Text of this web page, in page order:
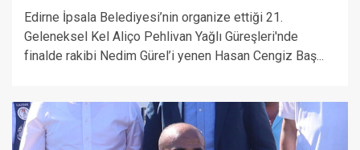
Edirne İpsala Belediyesi’nin organize ettiği 21.
Geleneksel Kel Aliço Pehlivan Yağlı Güreşleri'nde
finalde rakibi Nedim Gürel’i yenen Hasan Cengiz Baş...